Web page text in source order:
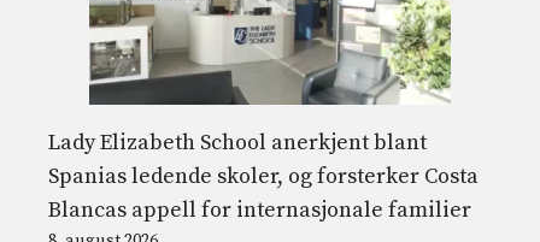
Lady Elizabeth School anerkjent blant
Spanias ledende skoler, og forsterker Costa
Blancas appell for internasjonale familier